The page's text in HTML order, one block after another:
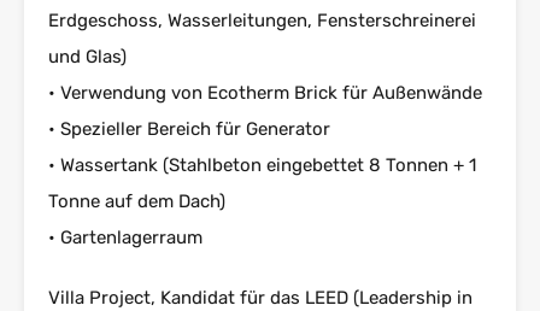
Erdgeschoss, Wasserleitungen, Fensterschreinerei
und Glas)
• Verwendung von Ecotherm Brick für Außenwände
• Spezieller Bereich für Generator
• Wassertank (Stahlbeton eingebettet 8 Tonnen + 1
Tonne auf dem Dach)
• Gartenlagerraum
Villa Project, Kandidat für das LEED (Leadership in